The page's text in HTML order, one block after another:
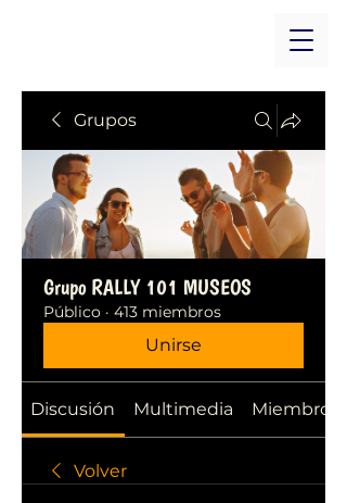
Grupos
Grupo RALLY 101 MUSEOS
Público · 413 miembros
Unirse
Discusión Multimedia Miembros
Volver